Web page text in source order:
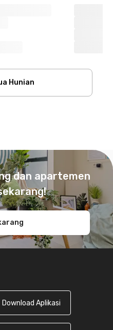
Hunian
dan apartemen
Download Aplikasi